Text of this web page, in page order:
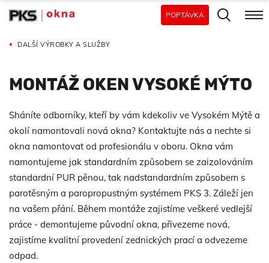
POPTÁVKA
DALŠÍ VÝROBKY A SLUŽBY
MONTÁŽ OKEN VYSOKÉ MÝTO
Sháníte odborníky, kteří by vám kdekoliv ve Vysokém Mýtě a
okolí namontovali nová okna? Kontaktujte nás a nechte si
okna namontovat od profesionálu v oboru. Okna vám
namontujeme jak standardním způsobem se zaizolováním
standardní PUR pěnou, tak nadstandardním způsobem s
parotěsným a paropropustným systémem PKS 3. Záleží jen
na vašem přání. Během montáže zajistíme veškeré vedlejší
práce - demontujeme původní okna, přivezeme nová,
zajistíme kvalitní provedení zednických prací a odvezeme
odpad.